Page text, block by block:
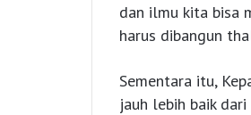
dan ilmu kita bisa
harus dibangun
Sementara itu,
jauh lebih baik